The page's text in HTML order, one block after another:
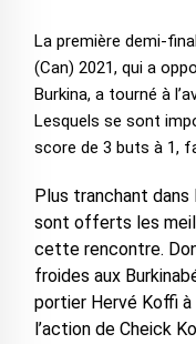
La première demi-
(Can) 2021, qui a
Burkina, a tourné à
Lesquels se sont
score de 3 buts à 1,
Plus tranchant
sont offerts les
cette rencontre.
froides aux
portier Hervé Koffi à
l’action de Cheick